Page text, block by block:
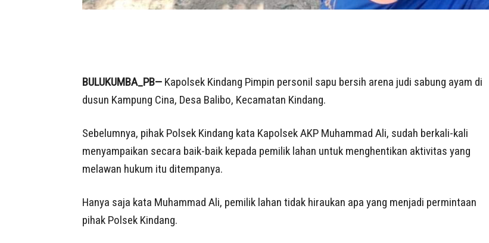
BULUKUMBA_PB— Kapolsek Kindang Pimpin personil sapu bersih arena judi sabung ayam di
dusun Kampung Cina, Desa Balibo, Kecamatan Kindang.
Sebelumnya, pihak Polsek Kindang kata Kapolsek AKP Muhammad Ali, sudah berkali-kali
menyampaikan secara baik-baik kepada pemilik lahan untuk menghentikan aktivitas yang
melawan hukum itu ditempanya.
Hanya saja kata Muhammad Ali, pemilik lahan tidak hiraukan apa yang menjadi permintaan
pihak Polsek Kindang.